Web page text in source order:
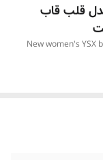
قلب قاب
New women's YSX